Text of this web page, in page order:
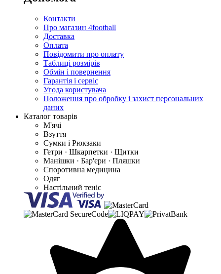
Контакти
Про магазин 4football
Доставка
Оплата
Повідомити про оплату
Таблиці розмірів
Обмін і повернення
Гарантія і сервіс
Угода користувача
Положення про обробку і захист персональних
даних
Каталог товарів
М'ячі
Взуття
Сумки і Рюкзаки
Гетри · Шкарпетки · Щитки
Манішки · Бар'єри · Пляшки
Споротивна медицина
Одяг
Настільний теніс